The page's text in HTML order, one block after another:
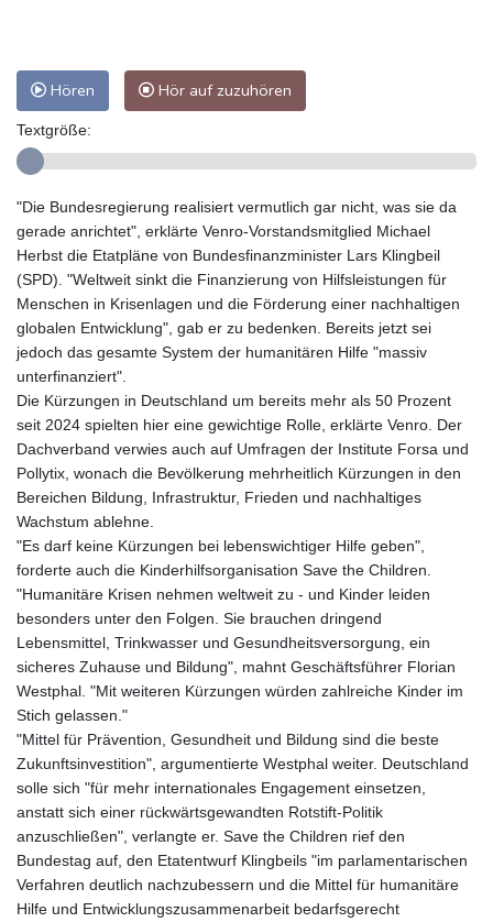
Hören Hör auf zuzuhören
Textgröße:
"Die Bundesregierung realisiert vermutlich gar nicht, was sie da
gerade anrichtet", erklärte Venro-Vorstandsmitglied Michael
Herbst die Etatpläne von Bundesfinanzminister Lars Klingbeil
(SPD). "Weltweit sinkt die Finanzierung von Hilfsleistungen für
Menschen in Krisenlagen und die Förderung einer nachhaltigen
globalen Entwicklung", gab er zu bedenken. Bereits jetzt sei
jedoch das gesamte System der humanitären Hilfe "massiv
unterfinanziert".
Die Kürzungen in Deutschland um bereits mehr als 50 Prozent
seit 2024 spielten hier eine gewichtige Rolle, erklärte Venro. Der
Dachverband verwies auch auf Umfragen der Institute Forsa und
Pollytix, wonach die Bevölkerung mehrheitlich Kürzungen in den
Bereichen Bildung, Infrastruktur, Frieden und nachhaltiges
Wachstum ablehne.
"Es darf keine Kürzungen bei lebenswichtiger Hilfe geben",
forderte auch die Kinderhilfsorganisation Save the Children.
"Humanitäre Krisen nehmen weltweit zu - und Kinder leiden
besonders unter den Folgen. Sie brauchen dringend
Lebensmittel, Trinkwasser und Gesundheitsversorgung, ein
sicheres Zuhause und Bildung", mahnt Geschäftsführer Florian
Westphal. "Mit weiteren Kürzungen würden zahlreiche Kinder im
Stich gelassen."
"Mittel für Prävention, Gesundheit und Bildung sind die beste
Zukunftsinvestition", argumentierte Westphal weiter. Deutschland
solle sich "für mehr internationales Engagement einsetzen,
anstatt sich einer rückwärtsgewandten Rotstift-Politik
anzuschließen", verlangte er. Save the Children rief den
Bundestag auf, den Etatentwurf Klingbeils "im parlamentarischen
Verfahren deutlich nachzubessern und die Mittel für humanitäre
Hilfe und Entwicklungszusammenarbeit bedarfsgerecht